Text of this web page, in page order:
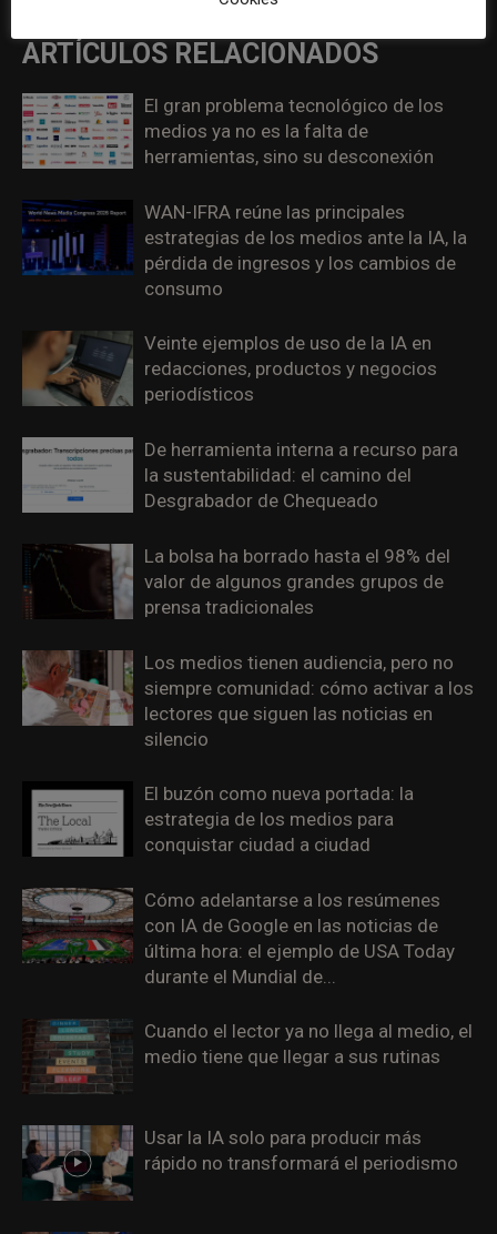
ARTÍCULOS RELACIONADOS
El gran problema tecnológico de los
medios ya no es la falta de
herramientas, sino su desconexión
WAN-IFRA reúne las principales
estrategias de los medios ante la IA, la
pérdida de ingresos y los cambios de
consumo
Veinte ejemplos de uso de la IA en
redacciones, productos y negocios
periodísticos
De herramienta interna a recurso para
la sustentabilidad: el camino del
Desgrabador de Chequeado
La bolsa ha borrado hasta el 98% del
valor de algunos grandes grupos de
prensa tradicionales
Los medios tienen audiencia, pero no
siempre comunidad: cómo activar a los
lectores que siguen las noticias en
silencio
El buzón como nueva portada: la
estrategia de los medios para
conquistar ciudad a ciudad
Cómo adelantarse a los resúmenes
con IA de Google en las noticias de
última hora: el ejemplo de USA Today
durante el Mundial de...
Cuando el lector ya no llega al medio, el
medio tiene que llegar a sus rutinas
Usar la IA solo para producir más
rápido no transformará el periodismo